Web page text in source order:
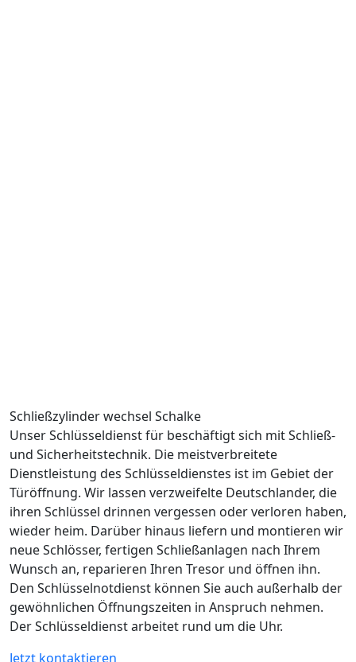
Schließzylinder wechsel Schalke
Unser Schlüsseldienst für beschäftigt sich mit Schließ-
und Sicherheitstechnik. Die meistverbreitete
Dienstleistung des Schlüsseldienstes ist im Gebiet der
Türöffnung. Wir lassen verzweifelte Deutschlander, die
ihren Schlüssel drinnen vergessen oder verloren haben,
wieder heim. Darüber hinaus liefern und montieren wir
neue Schlösser, fertigen Schließanlagen nach Ihrem
Wunsch an, reparieren Ihren Tresor und öffnen ihn.
Den Schlüsselnotdienst können Sie auch außerhalb der
gewöhnlichen Öffnungszeiten in Anspruch nehmen.
Der Schlüsseldienst arbeitet rund um die Uhr.
Jetzt kontaktieren